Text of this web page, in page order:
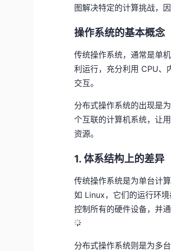
图解决特定的计算挑战，
操作系统的基本概念
传统操作系统，通常是单
利运行，充分利用 CPU、
交互。
分布式操作系统的出现是
个互联的计算机系统，让
资源。
1. 体系结构上的差异
传统操作系统是为单台计
如 Linux，它们的运行环
控制所有的硬件设备，并
分布式操作系统则是为多